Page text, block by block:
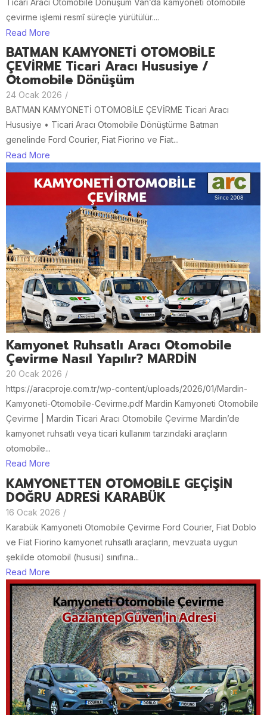
Ticari Aracı Otomobile Dönüşüm Van’da kamyoneti otomobile
çevirme işlemi resmî süreçle yürütülür....
Read More
BATMAN KAMYONETİ OTOMOBİLE
ÇEVİRME Ticari Aracı Hususiye /
Otomobile Dönüşüm
24 Ocak 2026 /
BATMAN KAMYONETİ OTOMOBİLE ÇEVİRME Ticari Aracı
Hususiye • Ticari Aracı Otomobile Dönüştürme Batman
genelinde Ford Courier, Fiat Fiorino ve Fiat...
Read More
Kamyonet Ruhsatlı Aracı Otomobile
Çevirme Nasıl Yapılır? MARDİN
20 Ocak 2026 /
https://aracproje.com.tr/wp-content/uploads/2026/01/Mardin-
Kamyoneti-Otomobile-Cevirme.pdf Mardin Kamyoneti Otomobile
Çevirme | Mardin Ticari Aracı Otomobile Çevirme Mardin’de
kamyonet ruhsatlı veya ticari kullanım tarzındaki araçların
otomobile...
Read More
KAMYONETTEN OTOMOBİLE GEÇİŞİN
DOĞRU ADRESİ KARABÜK
16 Ocak 2026 /
Karabük Kamyoneti Otomobile Çevirme Ford Courier, Fiat Doblo
ve Fiat Fiorino kamyonet ruhsatlı araçların, mevzuata uygun
şekilde otomobil (hususi) sınıfına...
Read More